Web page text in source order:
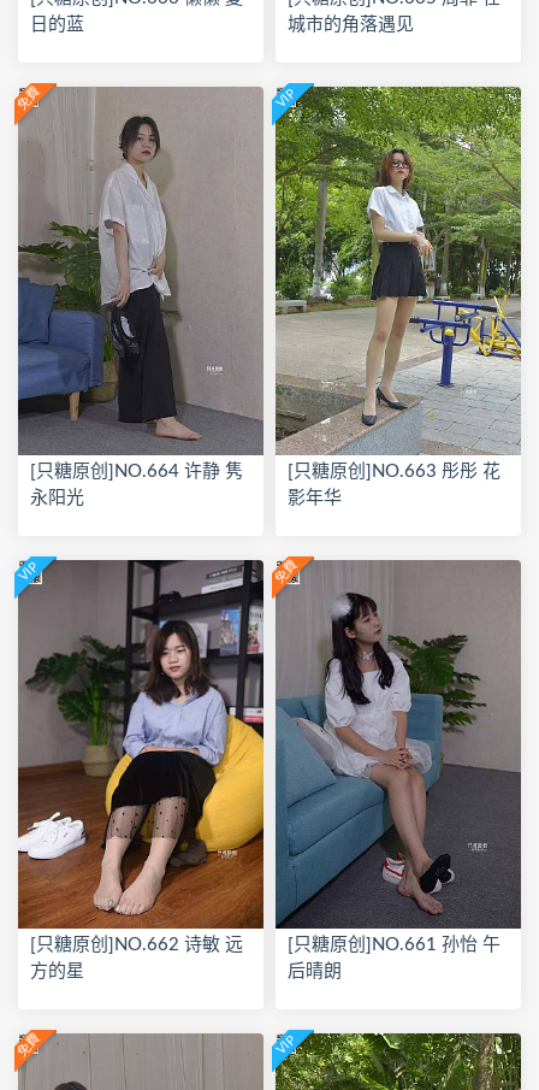
日的蓝
城市的角落遇见
免費
[只糖原创]NO.664 许静 隽
永阳光
VIP
[只糖原创]NO.663 彤彤 花
影年华
VIP
[只糖原创]NO.662 诗敏 远
方的星
免費
[只糖原创]NO.661 孙怡 午
后晴朗
免費 VIP